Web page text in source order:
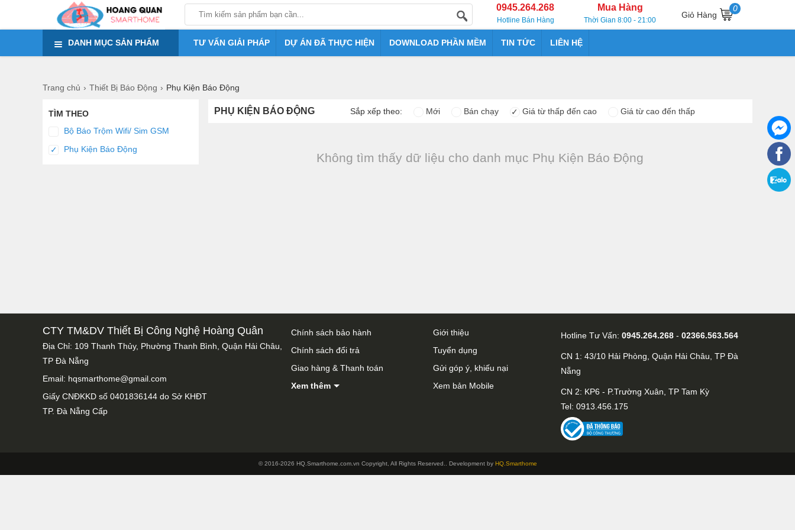
0945.264.268
Hotline Bán Hàng
Mua Hàng
Thời Gian 8:00 - 21:00
Giỏ Hàng
0
DANH MỤC SẢN PHẨM TƯ VẤN GIẢI PHÁP DỰ ÁN ĐÃ THỰC HIỆN DOWNLOAD PHẦN MỀM TIN TỨC LIÊN HỆ
Trang chủ Thiết Bị Báo Động Phụ Kiện Báo Động
TÌM THEO
Bộ Báo Trộm Wifi/ Sim GSM
✓
Phụ Kiện Báo Động
PHỤ KIỆN BÁO ĐỘNG Sắp xếp theo: Mới Bán chạy ✓ Giá từ thấp đến cao Giá từ cao đến thấp
Không tìm thấy dữ liệu cho danh mục Phụ Kiện Báo Động
CTY TM&DV Thiết Bị Công Nghệ Hoàng Quân
Địa Chỉ: 109 Thanh Thủy, Phường Thanh Bình, Quận Hải Châu,
TP Đà Nẵng
Email: hqsmarthome@gmail.com
Giấy CNĐKKD số 0401836144 do Sở KHĐT
TP. Đà Nẵng Cấp
Chính sách bảo hành
Chính sách đổi trả
Giao hàng & Thanh toán
Xem thêm
Giới thiệu
Tuyển dụng
Gửi góp ý, khiếu nại
Xem bản Mobile
Hotline Tư Vấn: 0945.264.268 - 02366.563.564
CN 1: 43/10 Hải Phòng, Quận Hải Châu, TP Đà
Nẵng
CN 2: KP6 - P.Trường Xuân, TP Tam Kỳ
Tel: 0913.456.175
© 2016-2026 HQ.Smarthome.com.vn Copyright, All Rights Reserved.. Development by HQ.Smarthome